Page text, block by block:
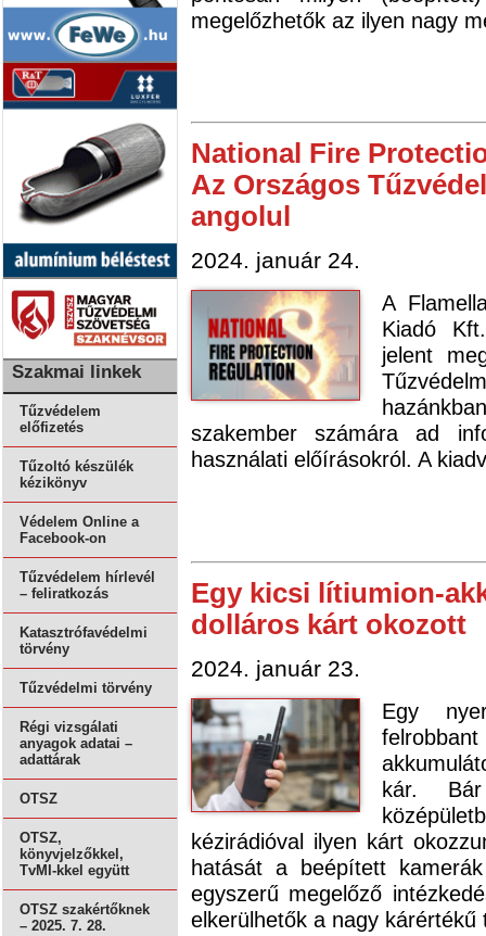
Szakmai linkek
Tűzvédelem
előfizetés
Tűzoltó készülék
kézikönyv
Védelem Online a
Facebook-on
Tűzvédelem hírlevél
– feliratkozás
Katasztrófavédelmi
törvény
Tűzvédelmi törvény
Régi vizsgálati
anyagok adatai –
adattárak
OTSZ
OTSZ,
könyvjelzőkkel,
TvMI-kkel együtt
OTSZ szakértőknek
– 2025. 7. 28.
megelőzhetők az ilyen nagy
National Fire
Az Országos
angolul
2024. január 24.
A
Kiadó
jelent
szakember számára ad
használati előírásokról. A
Egy kicsi lítiumion-
dolláros kárt okozott
2024. január 23.
Egy
kár.
kézirádióval ilyen kárt
hatását a beépített
egyszerű megelőző
elkerülhetők a nagy kárértékű